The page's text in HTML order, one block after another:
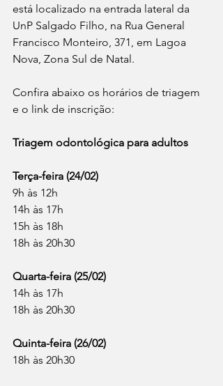
está localizado na entrada lateral da
UnP Salgado Filho, na Rua General
Francisco Monteiro, 371, em Lagoa
Nova, Zona Sul de Natal.
Confira abaixo os horários de triagem
e o link de inscrição:
Triagem odontológica para adultos
Terça-feira (24/02)
9h às 12h
14h às 17h
15h às 18h
18h às 20h30
Quarta-feira (25/02)
14h às 17h
18h às 20h30
Quinta-feira (26/02)
18h às 20h30